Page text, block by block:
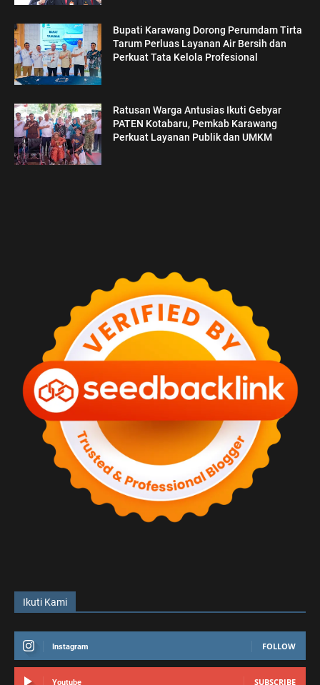
Bupati Karawang Dorong Perumdam Tirta
Tarum Perluas Layanan Air Bersih dan
Perkuat Tata Kelola Profesional
Ratusan Warga Antusias Ikuti Gebyar
PATEN Kotabaru, Pemkab Karawang
Perkuat Layanan Publik dan UMKM
Ikuti Kami
Instagram FOLLOW
Youtube SUBSCRIBE